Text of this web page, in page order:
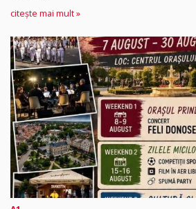
citește mai mult »